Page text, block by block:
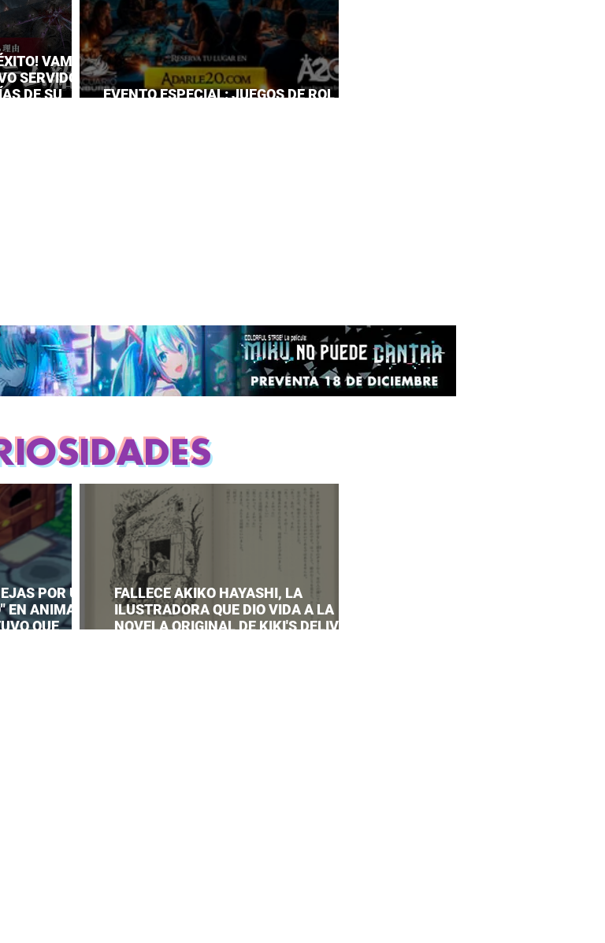
VAMPIR
SERVIDOR
DE SU
EVENTO ESPECIAL: JUEGOS DE ROL EN
POR UN
EN ANIMAL
QUE
FALLECE AKIKO HAYASHI, LA
ILUSTRADORA QUE DIO VIDA A LA
NOVELA ORIGINAL DE KIKI'S DELIVERY